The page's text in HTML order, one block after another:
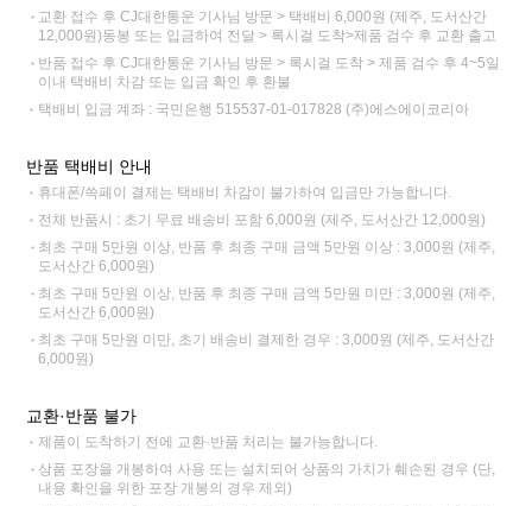
교환 접수 후 CJ대한통운 기사님 방문 > 택배비 6,000원 (제주, 도서산간
12,000원)동봉 또는 입금하여 전달 > 록시걸 도착>제품 검수 후 교환 출고
반품 접수 후 CJ대한통운 기사님 방문 > 록시걸 도착 > 제품 검수 후 4~5일
이내 택배비 차감 또는 입금 확인 후 환불
택배비 입금 계좌 : 국민은행 515537-01-017828 (주)에스에이코리아
반품 택배비 안내
휴대폰/쓱페이 결제는 택배비 차감이 불가하여 입금만 가능합니다.
전체 반품시 : 초기 무료 배송비 포함 6,000원 (제주, 도서산간 12,000원)
최초 구매 5만원 이상, 반품 후 최종 구매 금액 5만원 이상 : 3,000원 (제주,
도서산간 6,000원)
최초 구매 5만원 이상, 반품 후 최종 구매 금액 5만원 미만 : 3,000원 (제주,
도서산간 6,000원)
최초 구매 5만원 미만, 초기 배송비 결제한 경우 : 3,000원 (제주, 도서산간
6,000원)
교환·반품 불가
제품이 도착하기 전에 교환·반품 처리는 불가능합니다.
상품 포장을 개봉하여 사용 또는 설치되어 상품의 가치가 훼손된 경우 (단,
내용 확인을 위한 포장 개봉의 경우 제외)